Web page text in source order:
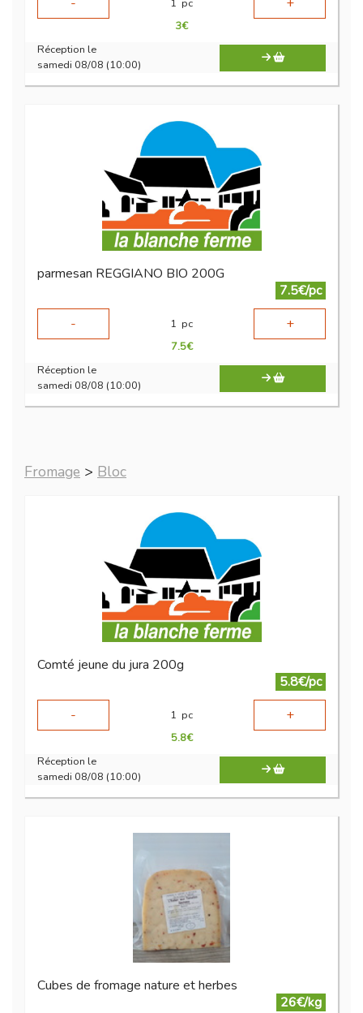
1 pc
3€
Réception le
samedi 08/08 (10:00)
parmesan REGGIANO BIO 200G
7.5€/pc
-
1 pc +
7.5€
Réception le
samedi 08/08 (10:00)
Fromage > Bloc
Comté jeune du jura 200g
5.8€/pc
-
1 pc +
5.8€
Réception le
samedi 08/08 (10:00)
Cubes de fromage nature et herbes
26€/kg